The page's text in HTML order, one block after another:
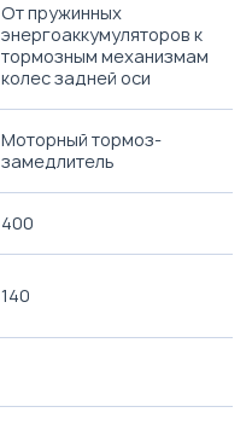
От пружинных
энергоаккумуляторов к
тормозным механизмам
колес задней оси
Моторный тормоз-
замедлитель
400
140